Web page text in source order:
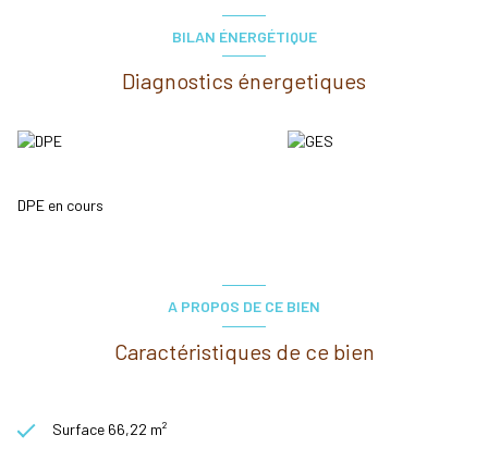
BILAN ÉNERGÉTIQUE
Diagnostics énergetiques
DPE en cours
A PROPOS DE CE BIEN
Caractéristiques de ce bien
Surface 66,22 m²